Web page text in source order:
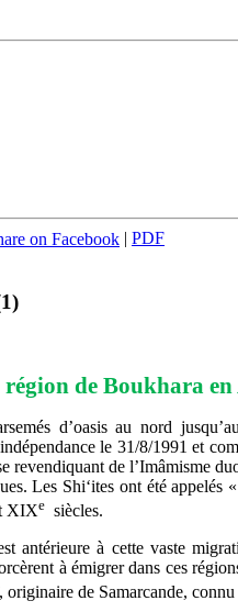
| PDF
de Boukhara en
d’oasis au nord
le 31/8/1991 et
revendiquant de l’Imâmisme
Les Shi‘ites ont été appelés «
XIXe siècles.
antérieure à cette vaste
à émigrer dans ces
de Samarcande,